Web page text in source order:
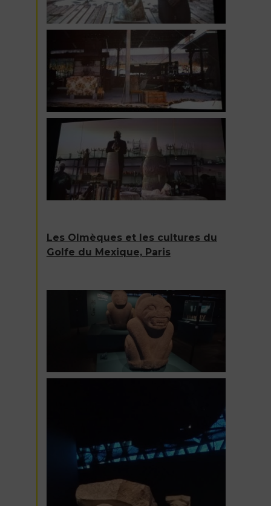
Les Olmèques et les cultures du
Golfe du Mexique, Paris